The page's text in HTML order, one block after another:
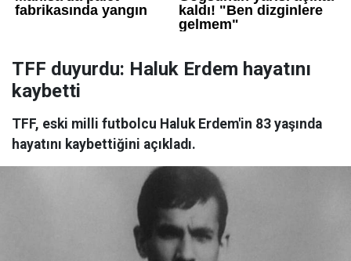
TFF duyurdu: Haluk Erdem hayatını
kaybetti
TFF, eski milli futbolcu Haluk Erdem'in 83 yaşında
hayatını kaybettiğini açıkladı.